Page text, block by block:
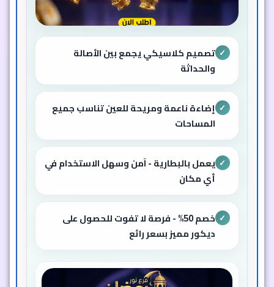
✓ تصميم كلاسيكي يجمع بين الأصالة
والحداثة
✓ إضاءة ناعمة ومريحة للعين تناسب جميع
المساحات
✓ يعمل بالبطارية - آمن وسهل الاستخدام في
أي مكان
✓
خصم 50% - فرصة لا تفوت للحصول على
ديكور مميز بسعر رائع